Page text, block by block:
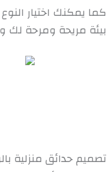
كما يمكنك اختيار
بيئة مريحة ومرحة لك
تصميم حدائق منزلية